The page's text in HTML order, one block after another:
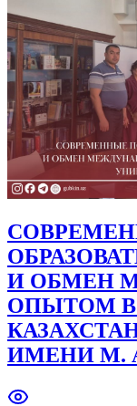
И ОБМЕН
ОПЫТОМ
ИМЕНИ М.